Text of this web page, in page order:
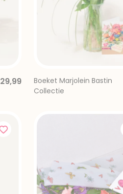
29,99
Boeket Marjolein Bastin
Collectie